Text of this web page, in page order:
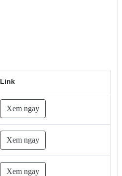
Link
Xem ngay
Xem ngay
Xem ngay